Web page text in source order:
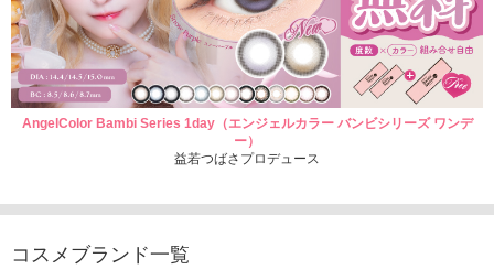
AngelColor Bambi Series 1day（エンジェルカラー バンビシリーズ ワンデ
ー）
益若つばさプロデュース
コスメブランド一覧